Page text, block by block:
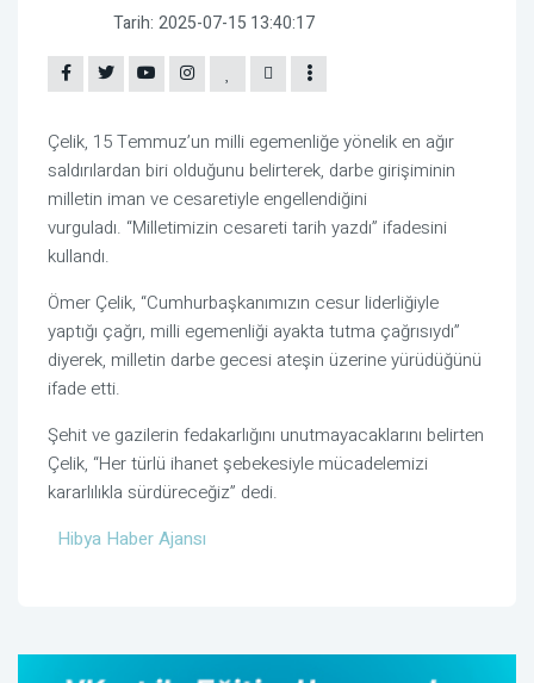
Tarih: 2025-07-15 13:40:17
Çelik, 15 Temmuz’un milli egemenliğe yönelik en ağır
saldırılardan biri olduğunu belirterek, darbe girişiminin
milletin iman ve cesaretiyle engellendiğini
vurguladı. “Milletimizin cesareti tarih yazdı” ifadesini
kullandı.
Ömer Çelik, “Cumhurbaşkanımızın cesur liderliğiyle
yaptığı çağrı, milli egemenliği ayakta tutma çağrısıydı”
diyerek, milletin darbe gecesi ateşin üzerine yürüdüğünü
ifade etti.
Şehit ve gazilerin fedakarlığını unutmayacaklarını belirten
Çelik, “Her türlü ihanet şebekesiyle mücadelemizi
kararlılıkla sürdüreceğiz” dedi.
Hibya Haber Ajansı